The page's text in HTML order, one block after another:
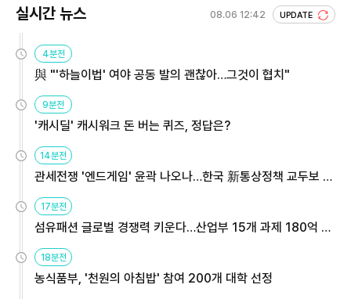
실시간 뉴스 08.06 12:42 UPDATE
4분전
與 "'하늘이법' 여야 공동 발의 괜찮아…그것이 협치"
9분전
'캐시딜' 캐시워크 돈 버는 퀴즈, 정답은?
14분전
관세전쟁 '엔드게임' 윤곽 나오나…한국 新통상정책 교두보 활
용해야
17분전
섬유패션 글로벌 경쟁력 키운다…산업부 15개 과제 180억 지
원
18분전
농식품부, '천원의 아침밥' 참여 200개 대학 선정